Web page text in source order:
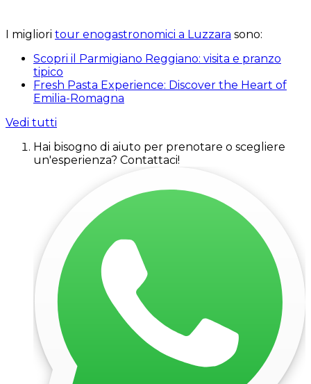
I migliori tour enogastronomici a Luzzara sono:
Scopri il Parmigiano Reggiano: visita e pranzo
tipico
Fresh Pasta Experience: Discover the Heart of
Emilia-Romagna
Vedi tutti
Hai bisogno di aiuto per prenotare o scegliere
un'esperienza? Contattaci!